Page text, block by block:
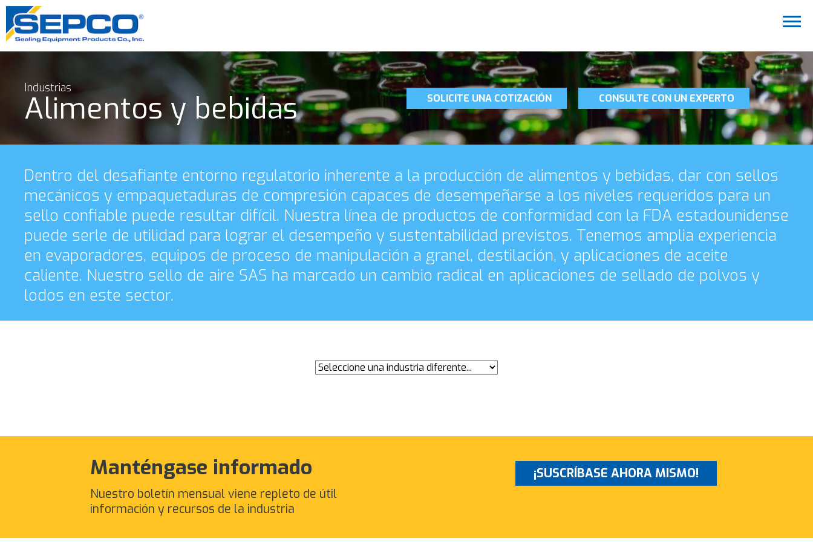
Industrias
Alimentos y bebidas SOLICITE UNA COTIZACIÓN CONSULTE CON UN EXPERTO
Dentro del desafiante entorno regulatorio inherente a la producción de alimentos y bebidas, dar con sellos
mecánicos y empaquetaduras de compresión capaces de desempeñarse a los niveles requeridos para un
sello confiable puede resultar difícil. Nuestra línea de productos de conformidad con la FDA estadounidense
puede serle de utilidad para lograr el desempeño y sustentabilidad previstos. Tenemos amplia experiencia
en evaporadores, equipos de proceso de manipulación a granel, destilación, y aplicaciones de aceite
caliente. Nuestro sello de aire SAS ha marcado un cambio radical en aplicaciones de sellado de polvos y
lodos en este sector.
Manténgase informado
Nuestro boletín mensual viene repleto de útil
información y recursos de la industria
¡SUSCRÍBASE AHORA MISMO!